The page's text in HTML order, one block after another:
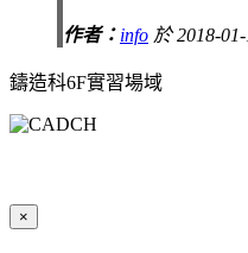
作者： info 於 2018-
鑄造科6F實習場域
×